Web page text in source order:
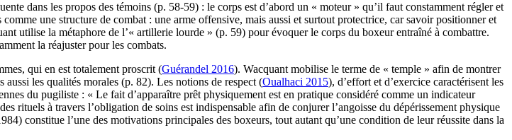
dans les propos des témoins (p. 58-59) : le corps est d’abord un « moteur » qu’il faut constamment régler et
une structure de combat : une arme offensive, mais aussi et surtout protectrice, car savoir positionner et
utilise la métaphore de l’« artillerie lourde » (p. 59) pour évoquer le corps du boxeur entraîné à combattre.
la réajuster pour les combats.
qui en est totalement proscrit (Guérandel 2016). Wacquant mobilise le terme de « temple » afin de montrer
les qualités morales (p. 82). Les notions de respect (Oualhaci 2015), d’effort et d’exercice caractérisent les
du pugiliste : « Le fait d’apparaître prêt physiquement est en pratique considéré comme un indicateur
rituels à travers l’obligation de soins est indispensable afin de conjurer l’angoisse du dépérissement physique
constitue l’une des motivations principales des boxeurs, tout autant qu’une condition de leur réussite dans la